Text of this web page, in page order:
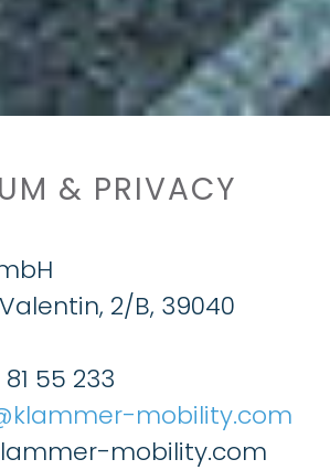
& PRIVACY
2/B, 39040
55 233
mobility.com
mobility.com